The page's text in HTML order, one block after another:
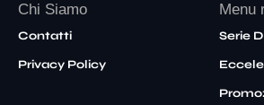
Chi Siamo
Contatti
Privacy Policy
Menu
Serie D